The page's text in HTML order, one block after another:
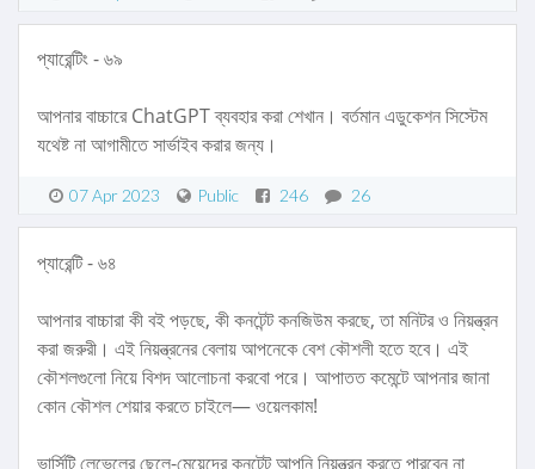
প্যারেন্টিং - ৬৯
আপনার বাচ্চারে ChatGPT ব্যবহার করা শেখান। বর্তমান এডুকেশন সিস্টেম
যথেষ্ট না আগামীতে সার্ভাইব করার জন্য।
07 Apr 2023 Public 246 26
প্যারেন্টি - ৬৪
আপনার বাচ্চারা কী বই পড়ছে, কী কনটেন্ট কনজিউম করছে, তা মনিটর ও নিয়ন্ত্রন
করা জরুরী। এই নিয়ন্ত্রনের বেলায় আপনেকে বেশ কৌশলী হতে হবে। এই
কৌশলগুলো নিয়ে বিশদ আলোচনা করবো পরে। আপাতত কমেন্টে আপনার জানা
কোন কৌশল শেয়ার করতে চাইলে— ওয়েলকাম!
ভার্সিটি লেভেলের ছেলে-মেয়েদের কনটেন্ট আপনি নিয়ন্ত্রন করতে পারবেন না